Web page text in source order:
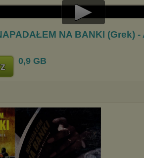
Play
NA BANKI (Grek)
0,9 GB